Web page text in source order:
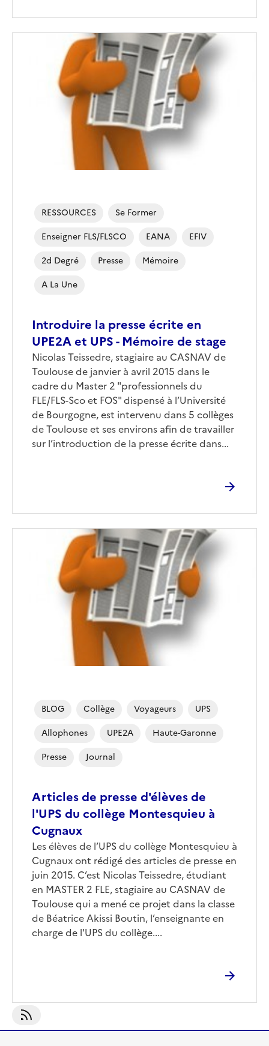
Introduire la presse écrite en
UPE2A et UPS - Mémoire de stage
Nicolas Teissedre, stagiaire au CASNAV de
Toulouse de janvier à avril 2015 dans le
cadre du Master 2 "professionnels du
FLE/FLS-Sco et FOS" dispensé à l’Université
de Bourgogne, est intervenu dans 5 collèges
de Toulouse et ses environs afin de travailler
sur l’introduction de la presse écrite dans...
RESSOURCES
Se Former
Enseigner FLS/FLSCO
EANA
EFIV
2d Degré
Presse
Mémoire
A La Une
Articles de presse d'élèves de
l'UPS du collège Montesquieu à
Cugnaux
Les élèves de l’UPS du collège Montesquieu à
Cugnaux ont rédigé des articles de presse en
juin 2015. C’est Nicolas Teissedre, étudiant
en MASTER 2 FLE, stagiaire au CASNAV de
Toulouse qui a mené ce projet dans la classe
de Béatrice Akissi Boutin, l’enseignante en
charge de l'UPS du collège....
BLOG Collège Voyageurs
UPS
Allophones
UPE2A
Haute-Garonne
Presse
Journal
S'abonner À Presse